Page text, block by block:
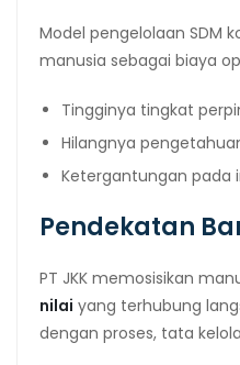
Model pengelolaan SDM
manusia sebagai biaya
Tingginya tingkat
Hilangnya
Ketergantungan pada
Pendekatan
PT JKK memosisikan
nilai yang terhubung
dengan proses, tata